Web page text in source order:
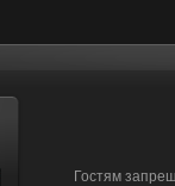
Гостям